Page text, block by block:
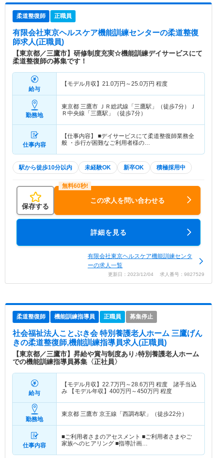
柔道整復師 正職員
有限会社東京ヘルスケア機能訓練センターの柔道整復
師求人(正職員)
【東京都／三鷹市】研修制度充実☆機能訓練デイサービスにて
柔道整復師の募集です！
給与
【モデル月収】 21.0万円～25.0万円 程度
勤務地
東京都 三鷹市 ＪＲ総武線「三鷹駅」（徒歩7分）Ｊ
Ｒ中央線「三鷹駅」（徒歩7分）
仕事内容
【仕事内容】 ■デイサービスにて柔道整復師業務全
般 ・歩行が困難なご利用者様の…
駅から徒歩10分以内 未経験OK 新卒OK 積極採用中
保存する
この求人を問い合わせる
詳細を見る
有限会社東京ヘルスケア機能訓練センタ
ーの求人一覧
更新日：2023/12/04 求人番号：9827529
柔道整復師 機能訓練指導員 正職員 募集停止
社会福祉法人ことぶき会 特別養護老人ホーム 三鷹げん
きの柔道整復師,機能訓練指導員求人(正職員)
【東京都／三鷹市】昇給や賞与制度あり♪特別養護老人ホーム
での機能訓練指導員募集〈正社員〉
給与
【モデル月収】 22.7万円～28.6万円 程度 諸手当込
み 【モデル年収】 400万円～450万円 程度
勤務地
東京都 三鷹市 京王線「西調布駅」（徒歩22分）
仕事内容
■ご利用者さまのアセスメント ■ご利用者さまやご
家族へのヒアリング ■指導計画…